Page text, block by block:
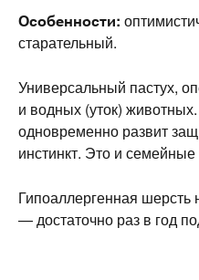
Особенности:
старательный.
Универсальный пастух,
и водных (уток)
одновременно развит
инстинкт. Это и
Гипоаллергенная шерсть
— достаточно раз в год